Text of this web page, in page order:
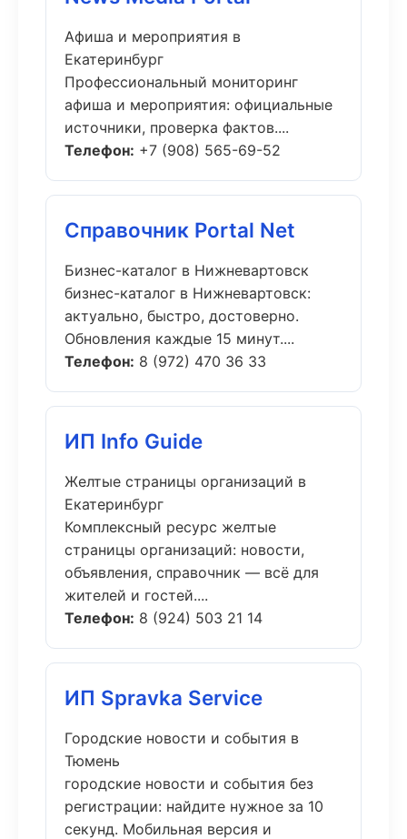
Афиша и мероприятия в
Екатеринбург
Профессиональный мониторинг
афиша и мероприятия: официальные
источники, проверка фактов....
Телефон: +7 (908) 565-69-52
Справочник Portal Net
Бизнес-каталог в Нижневартовск
бизнес-каталог в Нижневартовск:
актуально, быстро, достоверно.
Обновления каждые 15 минут....
Телефон: 8 (972) 470 36 33
ИП Info Guide
Желтые страницы организаций в
Екатеринбург
Комплексный ресурс желтые
страницы организаций: новости,
объявления, справочник — всё для
жителей и гостей....
Телефон: 8 (924) 503 21 14
ИП Spravka Service
Городские новости и события в
Тюмень
городские новости и события без
регистрации: найдите нужное за 10
секунд. Мобильная версия и